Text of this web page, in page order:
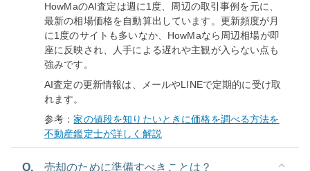
HowMaのAI査定は週に1度、周辺の取引事例を元に、
最新の相場価格を自動算出しています。更新頻度が月
に1度のサイトも多いなか、HowMaなら周辺相場が即
座に反映され、人手による遅れや主観が入らない点も
強みです。
AI査定の更新情報は、メールやLINEで定期的に受け取
れます。
参考：家の値段を知りたいときに価格を調べる方法を
不動産鑑定士が詳しく解説
Q. 売却のために準備すべきことは？